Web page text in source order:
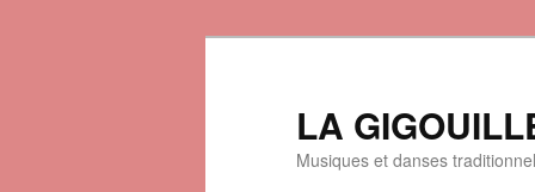
LA
Musiques et danses